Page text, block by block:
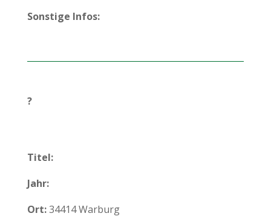
Sonstige Infos:
?
Titel:
Jahr:
Ort:34414 Warburg